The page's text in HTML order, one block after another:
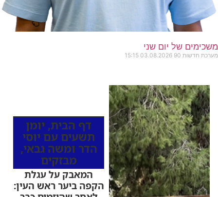
משכימים של יום שני
מערכת חדשות 90 03.08.2026
15:15
דף הבית, יומן
תשעים עם יוסי
הדר ומשה גבאי,
מבזקים
המאבק על עגלת
הקפה ביער ראש העין: